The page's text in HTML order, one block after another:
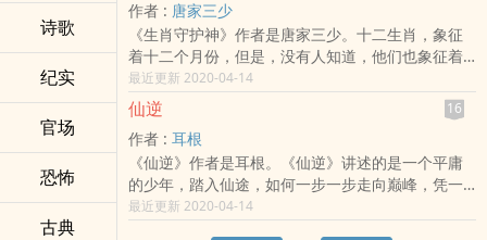
诗歌
纪实
官场
恐怖
古典
忧无虑的成长经历和学艺路程；第二卷中步凡将来
到都市，一个医武双修的人，在大都市将遇到些什
么人，什么事呢。
作者 : 唐家三少
《生肖守护神》作者是唐家三少。十二生肖，象征
着十二个月份，但是，没有人知道，他们也象征着
十二位守护者。十二位传承着生肖血脉的守护者。
他们拥有着自身属相的能力，默默的守卫着东方。
麒麟，东方的祥瑞，当拥有麒麟血脉的王者降临
时，他将统御十二生肖为守护东方而贡献出自己全
部的力量。痞子麒麟，纵横人间，都市神话，十二
生肖，尽在本书之中。
最近更新 2020-04-14
仙逆 16
作者 : 耳根
《仙逆》作者是耳根。《仙逆》讲述的是一个平庸
的少年，踏入仙途，如何一步一步走向巅峰，凭一
己之力，扬名修真界的故事。此书乃修真界的一代
风云人物奋斗史，是一部“修心”的名人传！
最近更新 2020-04-14